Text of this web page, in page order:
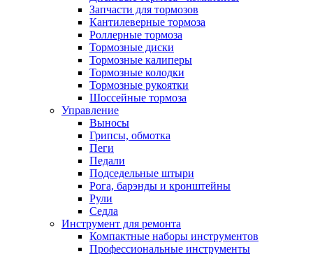
Запчасти для тормозов
Кантилеверные тормоза
Роллерные тормоза
Тормозные диски
Тормозные калиперы
Тормозные колодки
Тормозные рукоятки
Шоссейные тормоза
Управление
Выносы
Грипсы, обмотка
Пеги
Педали
Подседельные штыри
Рога, барэнды и кронштейны
Рули
Седла
Инструмент для ремонта
Компактные наборы инструментов
Профессиональные инструменты